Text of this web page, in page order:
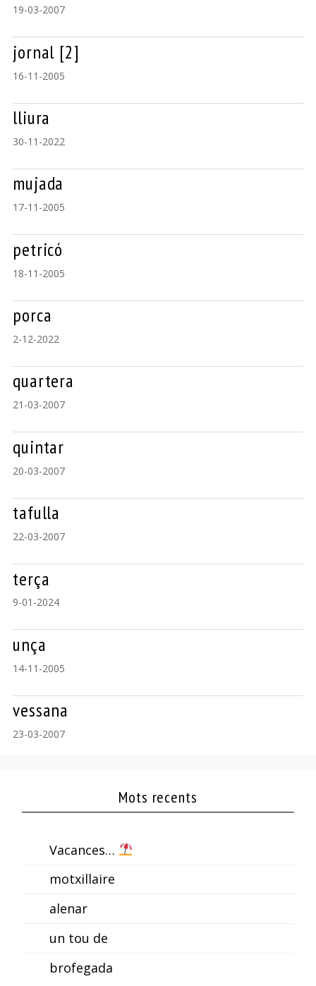
19-03-2007
jornal [2]
16-11-2005
lliura
30-11-2022
mujada
17-11-2005
petricó
18-11-2005
porca
2-12-2022
quartera
21-03-2007
quintar
20-03-2007
tafulla
22-03-2007
terça
9-01-2024
unça
14-11-2005
vessana
23-03-2007
Mots recents
Vacances…
motxillaire
alenar
un tou de
brofegada